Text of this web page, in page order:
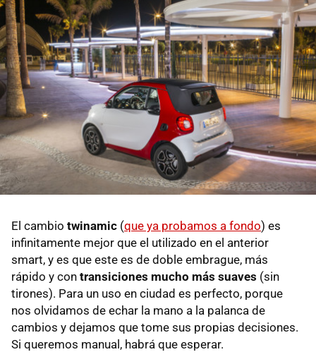
El cambio twinamic (que ya probamos a fondo) es
infinitamente mejor que el utilizado en el anterior
smart, y es que este es de doble embrague, más
rápido y con transiciones mucho más suaves (sin
tirones). Para un uso en ciudad es perfecto, porque
nos olvidamos de echar la mano a la palanca de
cambios y dejamos que tome sus propias decisiones.
Si queremos manual, habrá que esperar.